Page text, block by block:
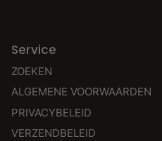
Service
ZOEKEN
ALGEMENE VOORWAARDEN
PRIVACYBELEID
VERZENDBELEID